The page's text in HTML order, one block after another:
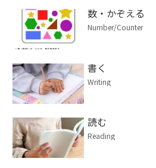
数・かぞえる
Number/Counter
書く
Writing
読む
Reading